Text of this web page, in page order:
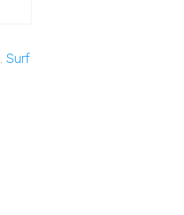
, Surf